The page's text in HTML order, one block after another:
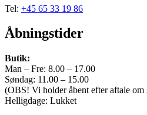
Topfart
250 km/h
2115 kg
Airbags
7
Tel: +45 65 33 19 86
Åbningstider
Butik:
Man – Fre: 8.00 – 17.00
Søndag: 11.00 – 15.00
(OBS! Vi holder åbent efter aftale om
Helligdage: Lukket